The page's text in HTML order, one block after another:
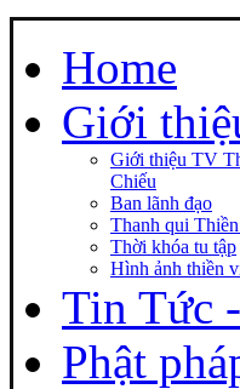
Home
Giới
Giới thiệu TV
Chiếu
Ban lãnh đạo
Thanh qui
Thời khóa tu tập
Hình ảnh thiền
Tin Tức
Phật